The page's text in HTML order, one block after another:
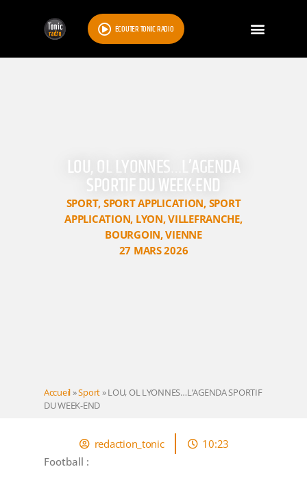
ÉCOUTER TONIC RADIO
LOU, OL LYONNES…L’AGENDA
SPORTIF DU WEEK-END
SPORT, SPORT APPLICATION, SPORT
APPLICATION, LYON,VILLEFRANCHE,
BOURGOIN,VIENNE
27 MARS 2026
Accueil»Sport»LOU, OL LYONNES…L’AGENDA SPORTIF
DU WEEK-END
redaction_tonic
10:23
Football :